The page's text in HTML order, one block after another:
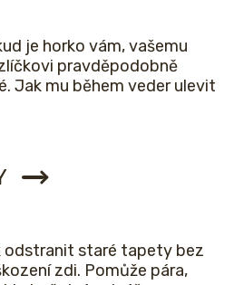
je horko vám, vašemu
pravděpodobně
Jak mu během veder ulevit
odstranit staré tapety bez
zdi. Pomůže pára,